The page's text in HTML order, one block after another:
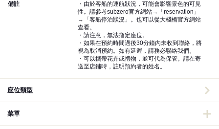
備註
・由於客船的運航狀況，可能會影響景色的可見
性。請參考subzero官方網站→「reservation」
→「客船停泊狀況」。也可以從大棧橋官方網站
查看。
・請注意，無法指定座位。
・如果在預約時間過後30分鐘內未收到聯絡，將
視為取消預約。如有延遲，請務必聯絡我們。
・可以攜帶花卉或禮物，並可代為保管。請在寄
送至店鋪時，註明預約者的姓名。
座位類型
菜單